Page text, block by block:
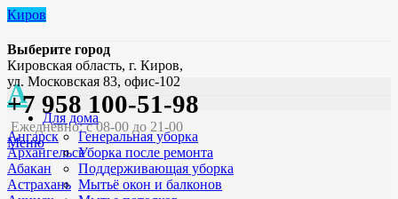
Киров
Выберите город
А
Ангарск
Архангельск
Абакан
Астрахань
Кировская область, г. Киров,
ул. Московская 83, офис-102
+7 958 100-51-98
Ежедневно: с 08-00 до 21-00
Меню
Для дома
Генеральная уборка
Уборка после ремонта
Поддерживающая уборка
Мытьё окон и балконов